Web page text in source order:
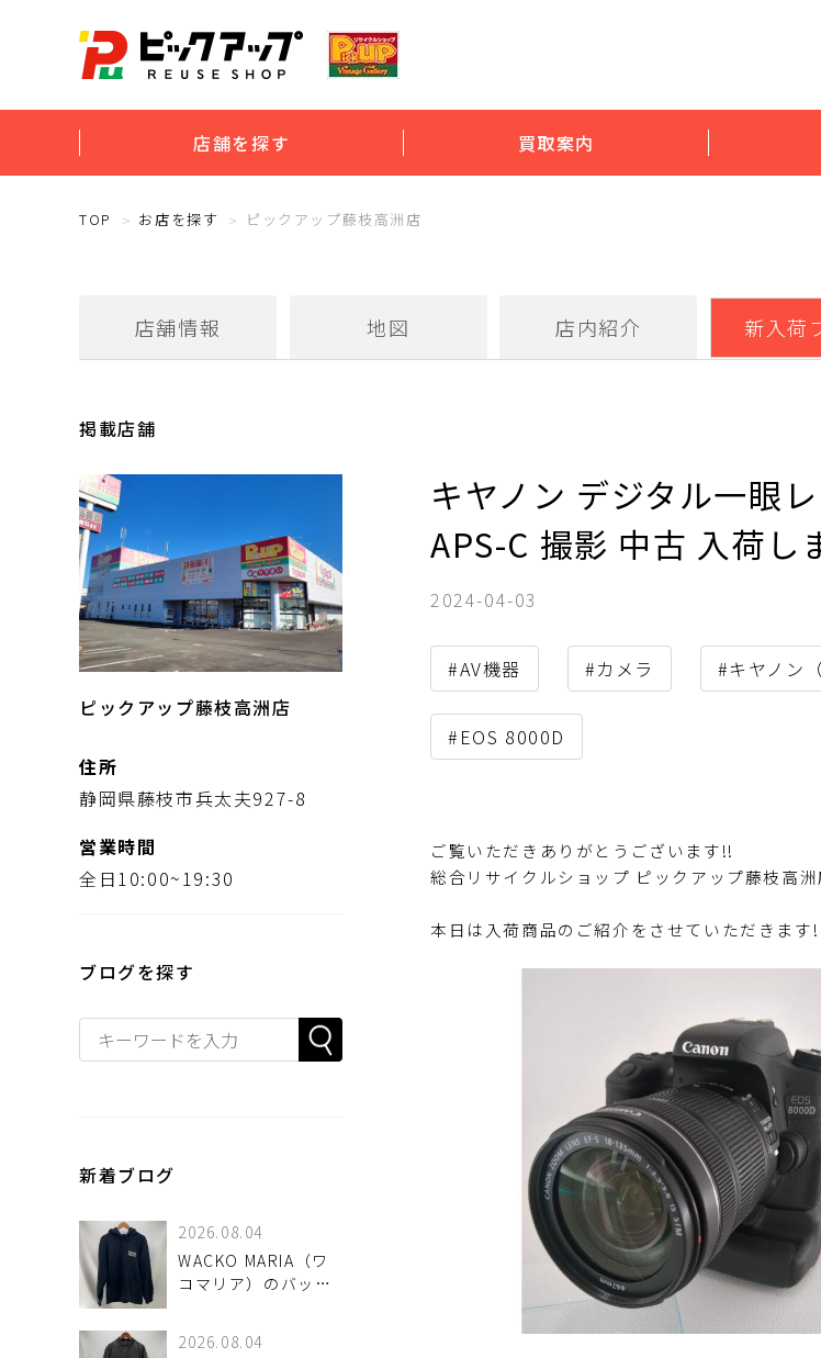
店舗を探す 買取案内
TOP お店を探す ピックアップ藤枝高洲店
店舗情報 地図 店内紹介 新入荷
掲載店舗
ピックアップ藤枝高洲店
住所
静岡県藤枝市兵太夫927-8
営業時間
全日10:00~19:30
ブログを探す
新着ブログ
2026.08.04
WACKO MARIA（ワ
コマリア）のバック
2026.08.04
キヤノン デジタル一眼
APS-C 撮影 中古 入荷し
2024-04-03
#AV機器 #カメラ #キヤノン
#EOS 8000D
ご覧いただきありがとうございます!!
総合リサイクルショップ ピックアップ藤枝高
本日は入荷商品のご紹介をさせていただきます!